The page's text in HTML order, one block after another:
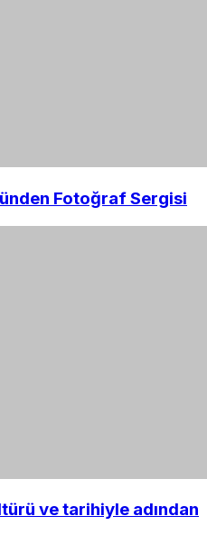
Fotoğraf Sergisi
ve tarihiyle adından